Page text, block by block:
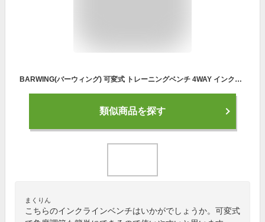
BARWING(バーウィング) 可変式 トレーニングベンチ 4WAY インクラインベンチ 折り畳み デクラインベンチ フラットベンチ 角度調節簡単 収納便利 アジャスタブル ベンチプレス 筋トレ (BW-AJB01)
類似商品を探す
まくりん
こちらのインクラインベンチはいかがでしょうか。可変式